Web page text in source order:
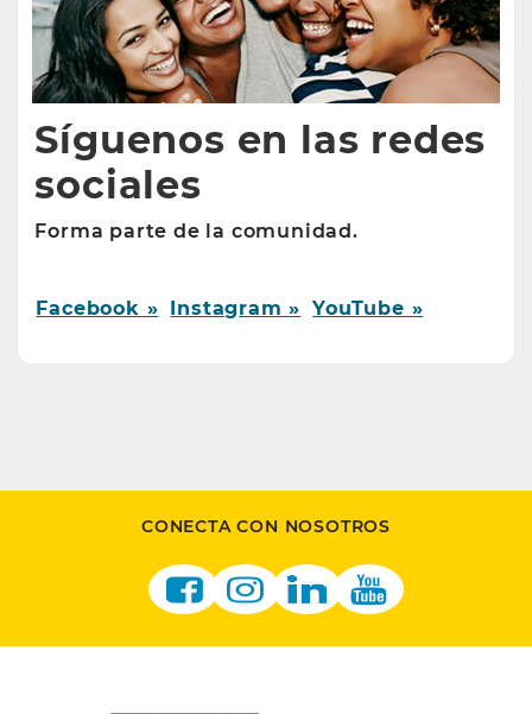
Síguenos en las redes
sociales
Forma parte de la comunidad.
Facebook » Instagram » YouTube »
CONECTA CON NOSOTROS